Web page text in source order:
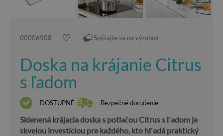
00006908 Spýtajte sa na výrobok
Doska na krájanie Citrus
s ľadom
DOSTUPNÉ Bezpečné doručenie
Sklenená krájacia doska s potlačou Citrus s ľadom je
skvelou investíciou pre každého, kto hľadá praktický